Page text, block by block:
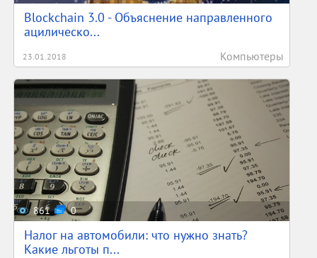
Blockchain 3.0 - Объяснение направленного
ацилическо...
23.01.2018 Компьютеры
861 0
Налог на автомобили: что нужно знать?
Какие льготы п...